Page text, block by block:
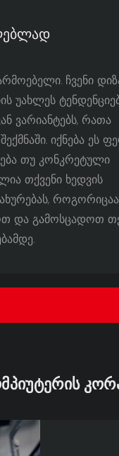
ჩვენი
უახლეს
ვარიანტებს, რათა
იქნება ეს
თუ კონკრეტული
თქვენი ხედვის
და გამოსცადოთ